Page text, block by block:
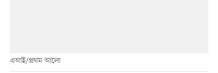
এআই/প্রথম আলো